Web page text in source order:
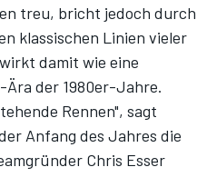
treu, bricht jedoch durch
klassischen Linien vieler
damit wie eine
Ära der 1980er-Jahre.
Rennen", sagt
Anfang des Jahres die
Chris Esser